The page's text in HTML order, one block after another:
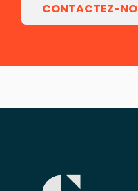
CONTACTEZ-